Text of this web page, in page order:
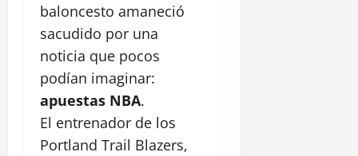
baloncesto amaneció
sacudido por una
noticia que pocos
podían imaginar:
apuestas NBA.
El entrenador de los
Portland Trail Blazers,